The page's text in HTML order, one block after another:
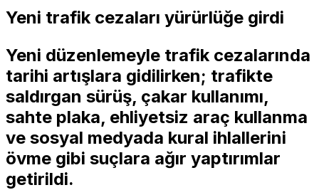
Yeni trafik cezaları yürürlüğe girdi
Yeni düzenlemeyle trafik cezalarında
tarihi artışlara gidilirken; trafikte
saldırgan sürüş, çakar kullanımı,
sahte plaka, ehliyetsiz araç kullanma
ve sosyal medyada kural ihlallerini
övme gibi suçlara ağır yaptırımlar
getirildi.